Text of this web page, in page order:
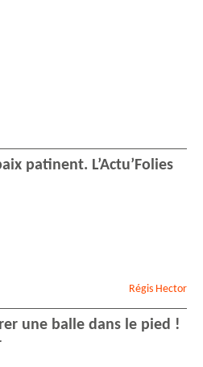
patinent. L’Actu’Folies
Régis Hector
une balle dans le pied !